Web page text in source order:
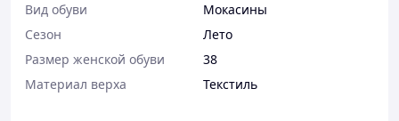
Вид обуви
Мокасины
Сезон
Лето
Размер женской обуви
38
Материал верха
Текстиль